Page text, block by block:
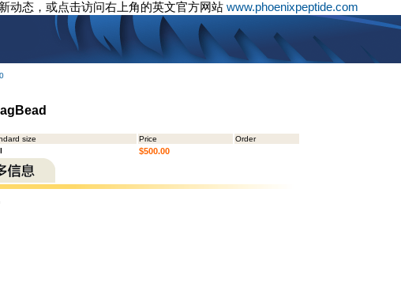
动态，或点击访问右上角的英文官方网站 www.phoenixpeptide.com
size Price
Order
$500.00